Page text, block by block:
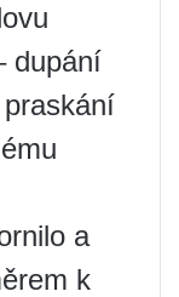
dupání
a
k